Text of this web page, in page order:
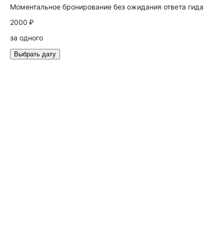
Моментальное бронирование без ожидания ответа гида
2000 ₽
за одного
Выбрать дату